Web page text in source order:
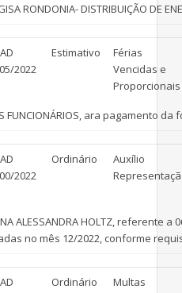
RONDONIA- DISTRIBUIÇÃO DE
2022
Estimativo
Férias
Vencidas e
Proporcionais
FUNCIONÁRIOS, ara pagamento
2022
Ordinário
Auxílio
ALESSANDRA HOLTZ,
no mês 12/2022, conforme
Ordinário
Multas